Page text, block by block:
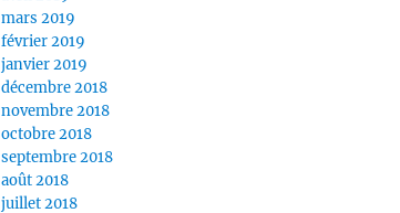
mars 2019
février 2019
janvier 2019
décembre 2018
novembre 2018
octobre 2018
septembre 2018
août 2018
juillet 2018